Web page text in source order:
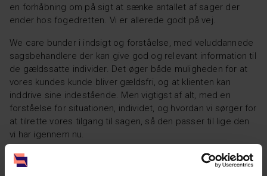
en forhåbning om på sigt at sænke antallet af sager der
ender hos fogedretten. Vi er allerede godt på vej.
We care bunder i indsigt og forståelse, med veluddannede
sagsbehandlere der kan give god og relevant information til
de gældssatte individer. Det øger både muligheden for at
vores kundes kunde bliver gældsfri, og at klienten kan
inddrive sine indestående. Men vigtigst af alt, med en
forståelse for situationen, individet, og hvordan vi sørger for
at tilrette vores tilgang til sagen, så den passer til lige den
vi har igennem nu.
Vores kunde har derfor muligheden for at fokusere på det
der er vigtigst for dem, deres kunder.